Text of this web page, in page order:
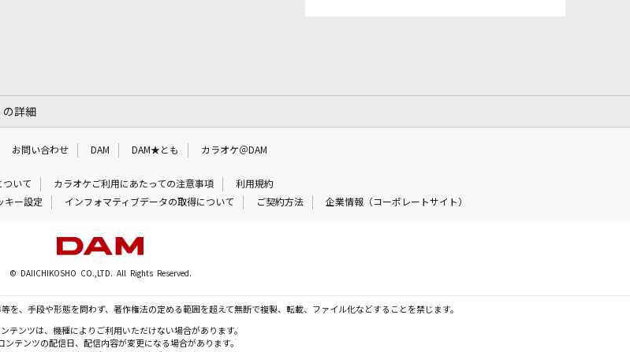
詳細
お問い合わせ DAM DAM★とも カラオケ＠DAM
ついて カラオケご利用にあたっての注意事項
利用規約
キー設定 インフォマティブデータの取得について ご契約方法 企業情報（コーポレートサイト）
© DAIICHIKOSHO CO.,LTD. All Rights Reserved.
を、手段や形態を問わず、著作権法の定める範囲を超えて無断で複製、転載、ファイル化などすることを禁じます。
テンツは、機種によりご利用いただけない場合があります。
ンテンツの配信日、配信内容が変更になる場合があります。